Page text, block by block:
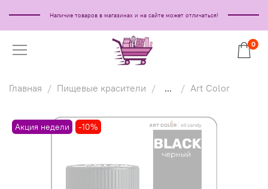
Наличие товаров в магазинах и на сайте может отличаться!
0
Главная Пищевые красители ... Art Color
Акция недели -10%